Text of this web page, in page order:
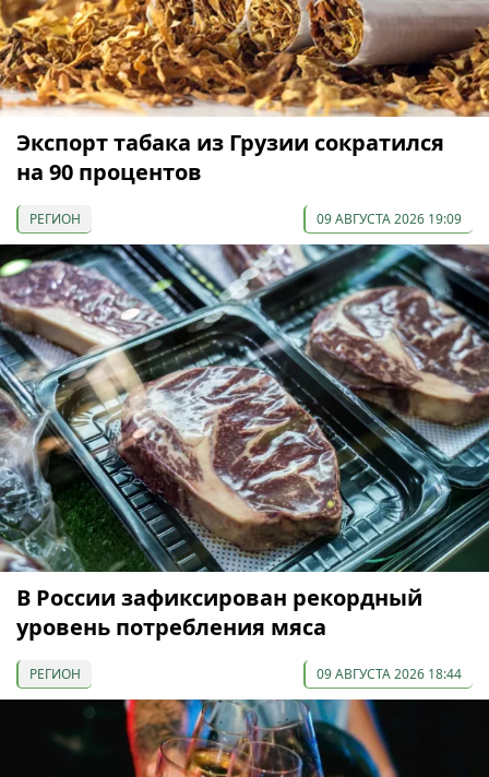
Экспорт табака из Грузии сократился
на 90 процентов
РЕГИОН 09 АВГУСТА 2026 19:09
В России зафиксирован рекордный
уровень потребления мяса
РЕГИОН 09 АВГУСТА 2026 18:44